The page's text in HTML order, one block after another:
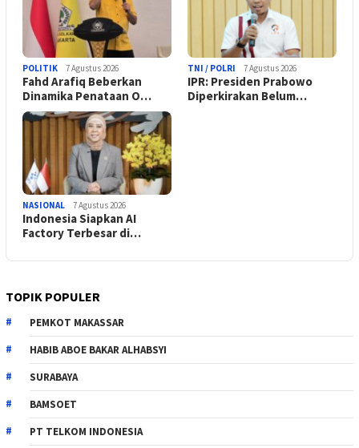
POLITIK 7 Agustus 2026
Fahd Arafiq Beberkan
Dinamika Penataan O…
TNI / POLRI 7 Agustus 2026
IPR: Presiden Prabowo
Diperkirakan Belum…
NASIONAL 7 Agustus 2026
Indonesia Siapkan AI
Factory Terbesar di…
TOPIK POPULER
PEMKOT MAKASSAR
HABIB ABOE BAKAR ALHABSYI
SURABAYA
BAMSOET
PT TELKOM INDONESIA